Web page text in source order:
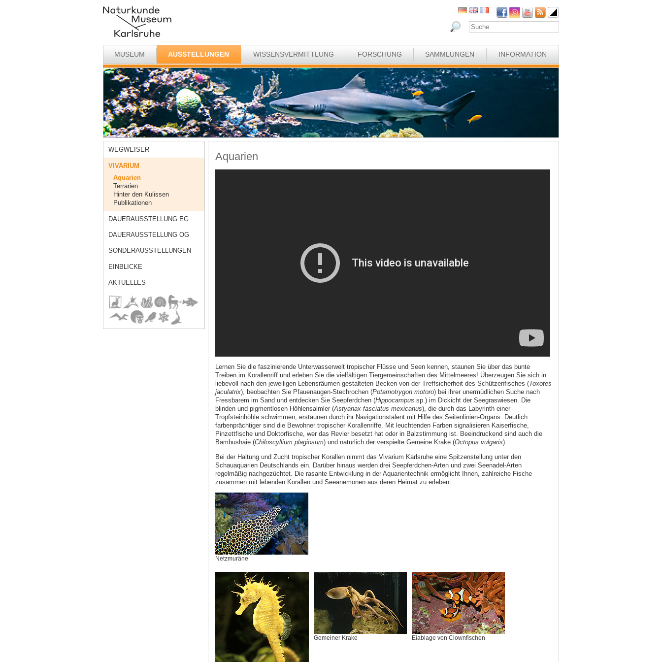
MUSEUM AUSSTELLUNGEN WISSENSVERMITTLUNG FORSCHUNG SAMMLUNGEN INFORMATION
WEGWEISER
VIVARIUM
Aquarien
Terrarien
Hinter den Kulissen
Publikationen
DAUERAUSSTELLUNG EG
DAUERAUSSTELLUNG OG
SONDERAUSSTELLUNGEN
EINBLICKE
AKTUELLES
Aquarien
Lernen Sie die faszinierende Unterwasserwelt tropischer Flüsse und Seen kennen, staunen Sie über das bunte
Treiben im Korallenriff und erleben Sie die vielfältigen Tiergemeinschaften des Mittelmeeres! Überzeugen Sie sich in
liebevoll nach den jeweiligen Lebensräumen gestalteten Becken von der Treffsicherheit des Schützenfisches (Toxotes
jaculatrix), beobachten Sie Pfauenaugen-Stechrochen (Potamotrygon motoro) bei ihrer unermüdlichen Suche nach
Fressbarem im Sand und entdecken Sie Seepferdchen (Hippocampus sp.) im Dickicht der Seegraswiesen. Die
blinden und pigmentlosen Höhlensalmler (Astyanax fasciatus mexicanus), die durch das Labyrinth einer
Tropfsteinhöhle schwimmen, erstaunen durch ihr Navigationstalent mit Hilfe des Seitenlinien-Organs. Deutlich
farbenprächtiger sind die Bewohner tropischer Korallenriffe. Mit leuchtenden Farben signalisieren Kaiserfische,
Pinzettfische und Doktorfische, wer das Revier besetzt hat oder in Balzstimmung ist. Beeindruckend sind auch die
Bambushaie (Chiloscyllium plagiosum) und natürlich der verspielte Gemeine Krake (Octopus vulgaris).
Bei der Haltung und Zucht tropischer Korallen nimmt das Vivarium Karlsruhe eine Spitzenstellung unter den
Schauaquarien Deutschlands ein. Darüber hinaus werden drei Seepferdchen-Arten und zwei Seenadel-Arten
regelmäßig nachgezüchtet. Die rasante Entwicklung in der Aquarientechnik ermöglicht Ihnen, zahlreiche Fische
zusammen mit lebenden Korallen und Seeanemonen aus deren Heimat zu erleben.
Netzmuräne
Gemeiner Krake Eiablage von Clownfischen